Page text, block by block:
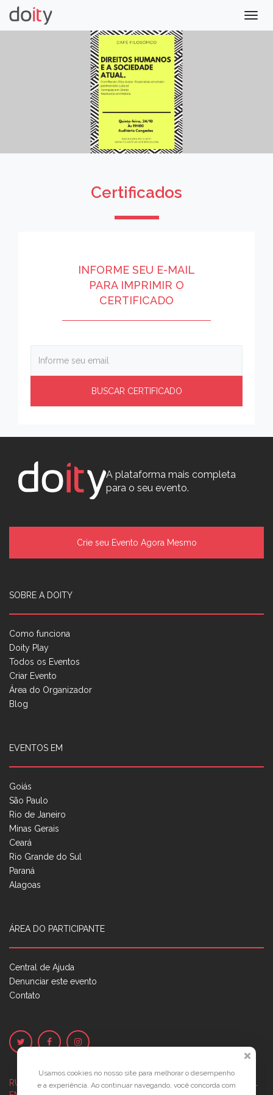
Certificados
INFORME SEU E-MAIL
PARA IMPRIMIR O
CERTIFICADO
A plataforma mais completa
para o seu evento.
Crie seu Evento Agora Mesmo
SOBRE A DOITY
Como funciona
Doity Play
Todos os Eventos
Criar Evento
Área do Organizador
Blog
EVENTOS EM
Goiás
São Paulo
Rio de Janeiro
Minas Gerais
Ceará
Rio Grande do Sul
Paraná
Alagoas
ÁREA DO PARTICIPANTE
Central de Ajuda
Denunciar este evento
Contato
RUA JOSÉ PONTES DE MAGALHÃES, 70JATIÚCA, MACEIÓ - AL
Usamos cookies no nosso site para melhorar o desempenho
e a experiência. Ao continuar navegando, você concorda com